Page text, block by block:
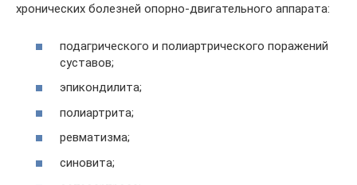
хронических болезней опорно-двигательного аппарата:
подагрического и полиартрического поражений
суставов;
эпикондилита;
полиартрита;
ревматизма;
синовита;